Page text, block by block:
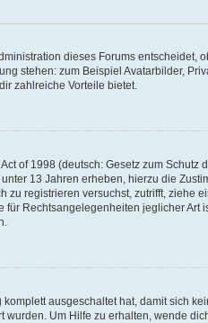
dieses Forums
stehen: zum Beispiel Avatarbilder,
zahlreiche Vorteile bietet.
of 1998 (deutsch: Gesetz zum
13 Jahren erheben, hierzu die
zu registrieren versuchst, zutrifft,
Rechtsangelegenheiten jeglicher
ausgeschaltet hat, damit sich
Um Hilfe zu erhalten, wende